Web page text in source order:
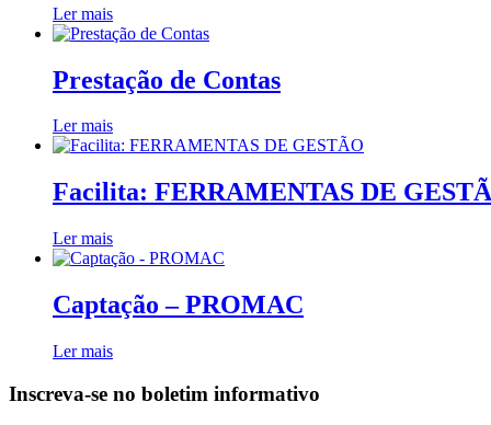
Ler mais
Prestação de Contas
Ler mais
Facilita: FERRAMENTAS DE
Ler mais
Captação – PROMAC
Ler mais
Inscreva-se no boletim informativo